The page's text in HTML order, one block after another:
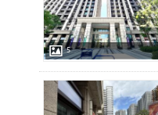
5
店長推薦